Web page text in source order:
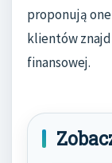
proponują
klientów
finansowej.